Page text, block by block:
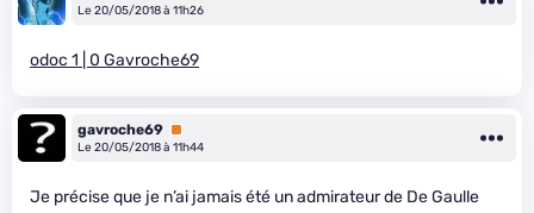
Le 20/05/2018 à 11h26
odoc 1 | 0 Gavroche69
gavroche69 Premium
Le 20/05/2018 à 11h44
Je précise que je n’ai jamais été un admirateur de De Gaulle